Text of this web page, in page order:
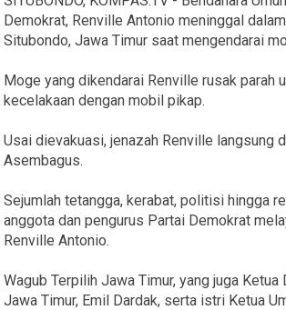
Demokrat, Renville Antonio meninggal
Situbondo, Jawa Timur saat mengendarai
Moge yang dikendarai Renville rusak parah
kecelakaan dengan mobil pikap.
Usai dievakuasi, jenazah Renville langsung
Asembagus.
Sejumlah tetangga, kerabat, politisi hingga
anggota dan pengurus Partai Demokrat
Renville Antonio.
Wagub Terpilih Jawa Timur, yang juga Ketua
Jawa Timur, Emil Dardak, serta istri Ketua